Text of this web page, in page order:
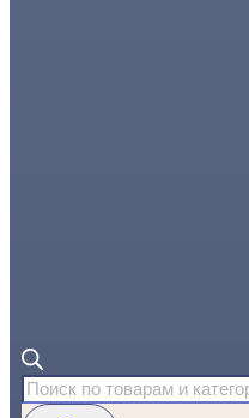
Поиск
товаров